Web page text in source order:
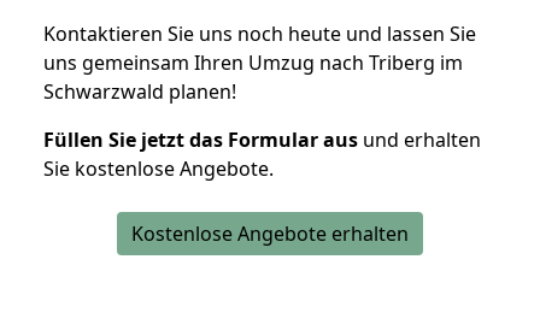
Kontaktieren Sie uns noch heute und lassen Sie
uns gemeinsam Ihren Umzug nach Triberg im
Schwarzwald planen!
Füllen Sie jetzt das Formular aus und erhalten
Sie kostenlose Angebote.
Kostenlose Angebote erhalten